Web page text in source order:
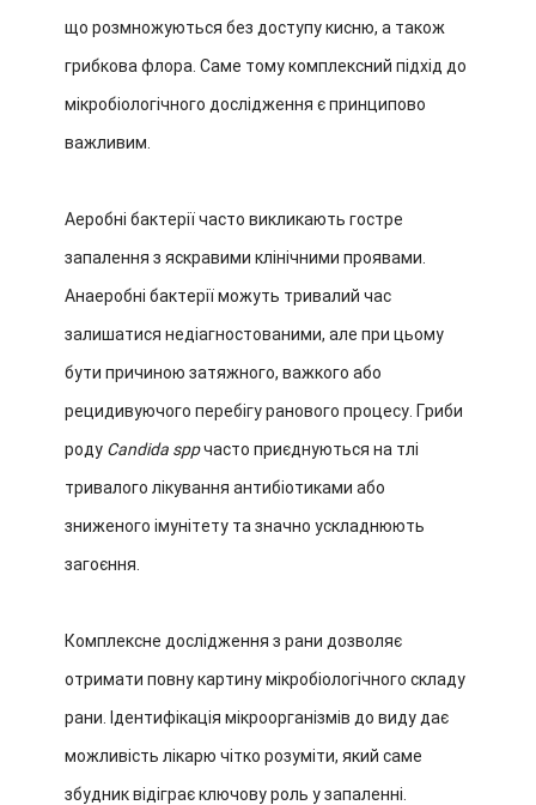
що розмножуються без доступу кисню, а також
грибкова флора. Саме тому комплексний підхід до
мікробіологічного дослідження є принципово
важливим.
Аеробні бактерії часто викликають гостре
запалення з яскравими клінічними проявами.
Анаеробні бактерії можуть тривалий час
залишатися недіагностованими, але при цьому
бути причиною затяжного, важкого або
рецидивуючого перебігу ранового процесу. Гриби
роду Candida sppчасто приєднуються на тлі
тривалого лікування антибіотиками або
зниженого імунітету та значно ускладнюють
загоєння.
Комплексне дослідження з рани дозволяє
отримати повну картину мікробіологічного складу
рани. Ідентифікація мікроорганізмів до виду дає
можливість лікарю чітко розуміти, який саме
збудник відіграє ключову роль у запаленні.